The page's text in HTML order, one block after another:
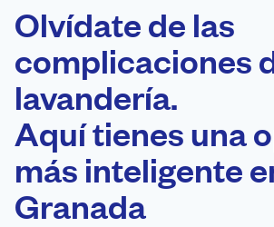
Laundryheap.com
Programa tu
0 min
Recojo y entrega
casa
Olvídate de las
complicaciones
lavandería.
Aquí tienes una
más inteligente
Granada